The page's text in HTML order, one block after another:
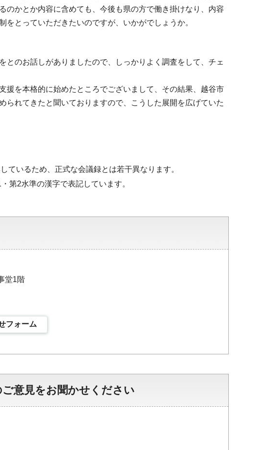
のかとか内容に含めても、今後も県の方で働き掛けなり、内容
とっていただきたいのですが、いかがでしょうか。
のお話しがありましたので、しっかりよく調査をして、チェ
援を本格的に始めたところでございまして、その結果、越谷市
れてきたと聞いておりますので、こうした展開を広げていた
ているため、正式な会議録とは若干異なります。
第2水準の漢字で表記しています。
堂1階
フォーム
意見をお聞かせください